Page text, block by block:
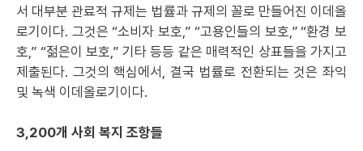
서 대부분 관료적 규제는 법률과 규제의 꼴로 만들어진 이데올
로기이다. 그것은 “소비자 보호,” “고용인들의 보호,” “환경 보
호,” “젊은이 보호,” 기타 등등 같은 매력적인 상표들을 가지고
제출된다. 그것의 핵심에서, 결국 법률로 전환되는 것은 좌익
및 녹색 이데올로기이다.
3,200개 사회 복지 조항들